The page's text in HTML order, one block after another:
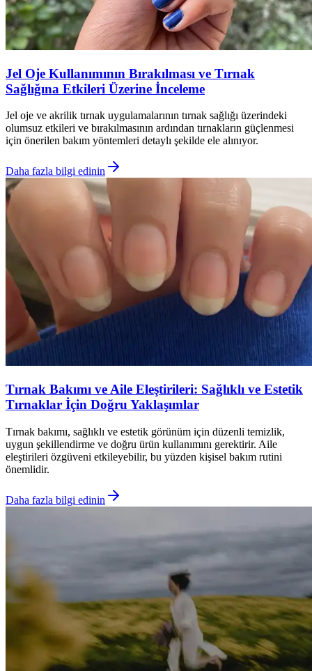
Jel Oje Kullanımının Bırakılması ve Tırnak
Sağlığına Etkileri Üzerine İnceleme
Jel oje ve akrilik tırnak uygulamalarının tırnak sağlığı üzerindeki
olumsuz etkileri ve bırakılmasının ardından tırnakların güçlenmesi
için önerilen bakım yöntemleri detaylı şekilde ele alınıyor.
Daha fazla bilgi edinin
Tırnak Bakımı ve Aile Eleştirileri: Sağlıklı ve Estetik
Tırnaklar İçin Doğru Yaklaşımlar
Tırnak bakımı, sağlıklı ve estetik görünüm için düzenli temizlik,
uygun şekillendirme ve doğru ürün kullanımını gerektirir. Aile
eleştirileri özgüveni etkileyebilir, bu yüzden kişisel bakım rutini
önemlidir.
Daha fazla bilgi edinin